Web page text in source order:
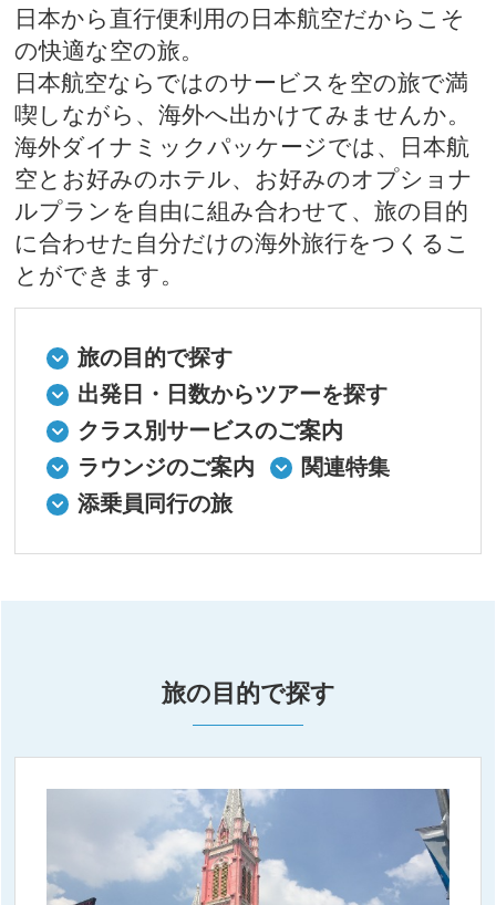
日本から直行便利用の日本航空だからこそ
の快適な空の旅。
日本航空ならではのサービスを空の旅で満
喫しながら、海外へ出かけてみませんか。
海外ダイナミックパッケージでは、日本航
空とお好みのホテル、お好みのオプショナ
ルプランを自由に組み合わせて、旅の目的
に合わせた自分だけの海外旅行をつくるこ
とができます。
旅の目的で探す
出発日・日数からツアーを探す
クラス別サービスのご案内
ラウンジのご案内
関連特集
添乗員同行の旅
旅の目的で探す